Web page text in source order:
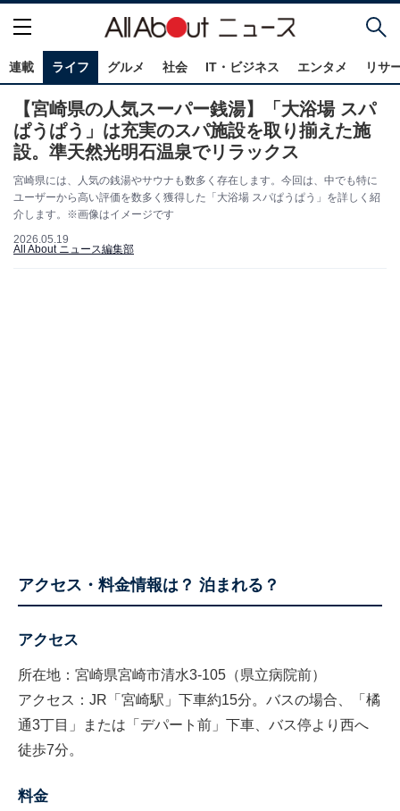
連載 ライフ グルメ 社会 IT・ビジネス エンタメ リサ
【宮崎県の人気スーパー銭湯】「大浴場 スパ
ぱうぱう」は充実のスパ施設を取り揃えた施
設。準天然光明石温泉でリラックス
宮崎県には、人気の銭湯やサウナも数多く存在します。今回は、中でも特に
ユーザーから高い評価を数多く獲得した「大浴場 スパぱうぱう」を詳しく紹
介します。※画像はイメージです
2026.05.19
All About ニュース編集部
アクセス・料金情報は？ 泊まれる？
アクセス
所在地：宮崎県宮崎市清水3-105（県立病院前）
アクセス：JR「宮崎駅」下車約15分。バスの場合、「橘
通3丁目」または「デパート前」下車、バス停より西へ
徒歩7分。
料金